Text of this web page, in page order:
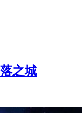
之城